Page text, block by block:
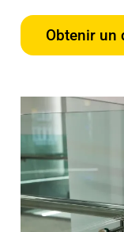
Obtenir un